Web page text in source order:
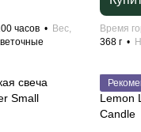
часов
Вес,
Время
368 г